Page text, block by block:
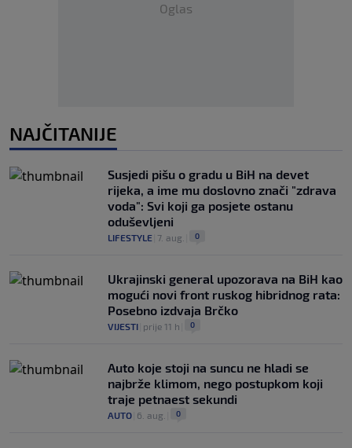
Oglas
NAJČITANIJE
Susjedi pišu o gradu u BiH na devet
rijeka, a ime mu doslovno znači "zdrava
voda": Svi koji ga posjete ostanu
oduševljeni
LIFESTYLE 7. aug. 0
Ukrajinski general upozorava na BiH kao
mogući novi front ruskog hibridnog rata:
Posebno izdvaja Brčko
VIJESTI prije 11 h 0
Auto koje stoji na suncu ne hladi se
najbrže klimom, nego postupkom koji
traje petnaest sekundi
AUTO 6. aug. 0